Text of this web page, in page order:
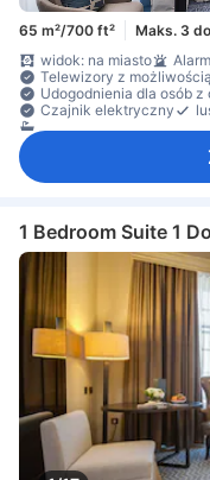
65 m²/700 ft² Maks. 3
widok: na miasto
Telewizory z
Udogodnienia dla osób
Czajnik elektryczny
osobna kabina
telewizor
klimatyzacja
darmowa woda
dostępne pokoje łączone
Okno
wykładzina
Dla niepalących
Środki ochrony/
1 Bedroom Suite 1